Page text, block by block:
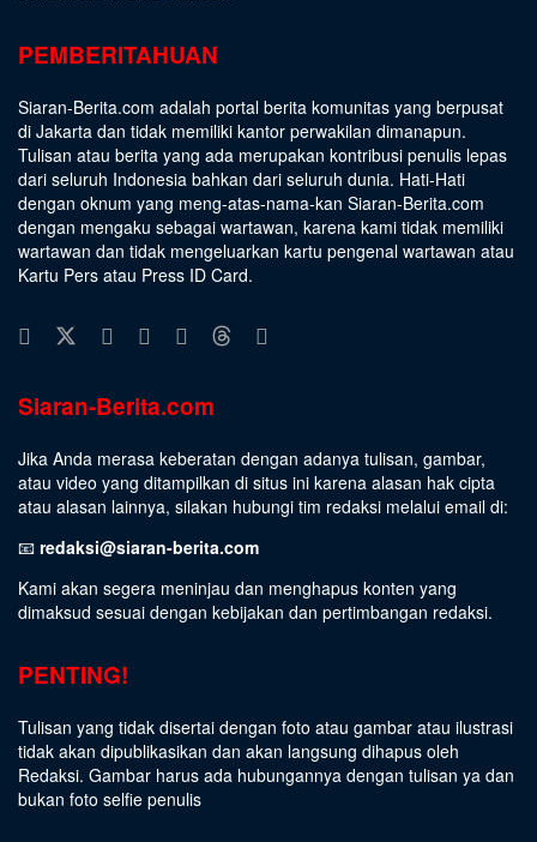
PEMBERITAHUAN
Siaran-Berita.com adalah portal berita komunitas yang berpusat
di Jakarta dan tidak memiliki kantor perwakilan dimanapun.
Tulisan atau berita yang ada merupakan kontribusi penulis lepas
dari seluruh Indonesia bahkan dari seluruh dunia. Hati-Hati
dengan oknum yang meng-atas-nama-kan Siaran-Berita.com
dengan mengaku sebagai wartawan, karena kami tidak memiliki
wartawan dan tidak mengeluarkan kartu pengenal wartawan atau
Kartu Pers atau Press ID Card.
Siaran-Berita.com
Jika Anda merasa keberatan dengan adanya tulisan, gambar,
atau video yang ditampilkan di situs ini karena alasan hak cipta
atau alasan lainnya, silakan hubungi tim redaksi melalui email di:
📧 redaksi@siaran-berita.com
Kami akan segera meninjau dan menghapus konten yang
dimaksud sesuai dengan kebijakan dan pertimbangan redaksi.
PENTING!
Tulisan yang tidak disertai dengan foto atau gambar atau ilustrasi
tidak akan dipublikasikan dan akan langsung dihapus oleh
Redaksi. Gambar harus ada hubungannya dengan tulisan ya dan
bukan foto selfie penulis